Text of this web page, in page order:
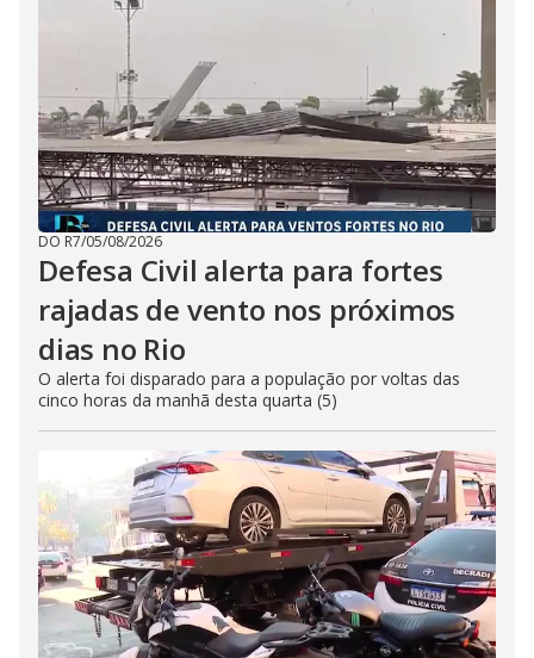
DO R7/05/08/2026
Defesa Civil alerta para fortes
rajadas de vento nos próximos
dias no Rio
O alerta foi disparado para a população por voltas das
cinco horas da manhã desta quarta (5)